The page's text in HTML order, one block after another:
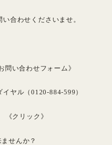
合わせくださいませ。
問い合わせフォーム 》
ヤル（0120-884-599）
《クリック 》
せんか？